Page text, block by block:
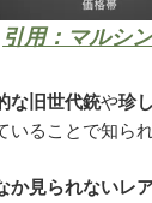
引用：マルシ
な旧世代銃や珍
いることで知られ
か見られないレ